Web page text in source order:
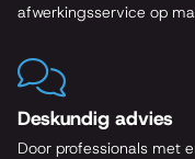
afwerkingsservice op
Deskundig advies
Door professionals met